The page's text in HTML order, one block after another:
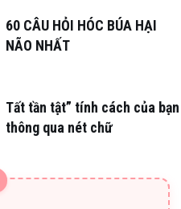
60 CÂU HỎI HÓC BÚA HẠI
NÃO NHẤT
Tất tần tật” tính cách của bạn
thông qua nét chữ